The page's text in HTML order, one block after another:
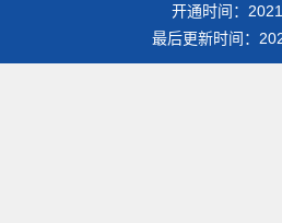
开通时间： 2021
最后更新时间：